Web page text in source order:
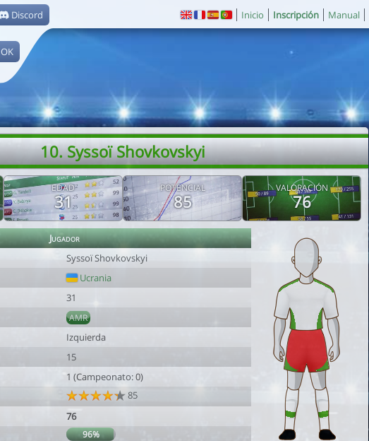
Discord
OK
Inicio Inscripción Manual
10. Syssoï Shovkovskyi
EDAD
31
POTENCIAL
85
VALORACIÓN
76
Jugador
Syssoï Shovkovskyi
Ucrania
31
AMR
Izquierda
15
1 (Campeonato: 0)
85
76
96%